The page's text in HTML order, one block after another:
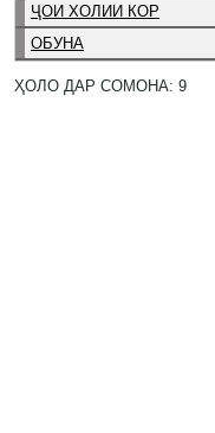
ҶОИ ХОЛИИ КОР
ОБУНА
ҲОЛО ДАР СОМОНА: 9